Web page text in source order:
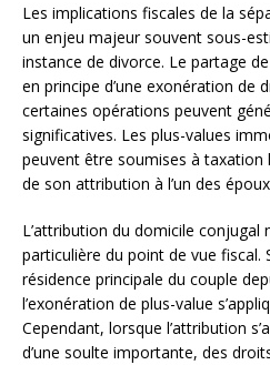
Les implications fiscales de la
un enjeu majeur souvent sous-
instance de divorce. Le partage
en principe d’une exonération de
certaines opérations peuvent
significatives. Les plus-values
peuvent être soumises à taxation
de son attribution à l’un des
L’attribution du domicile conjugal
particulière du point de vue fiscal.
résidence principale du couple
l’exonération de plus-value
Cependant, lorsque l’attribution
d’une soulte importante, des